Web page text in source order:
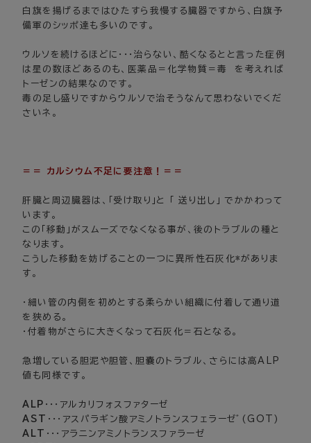
白旗を揚げるまではひたすら我慢する臓器ですから、白旗予
備軍のシッポ達も多いのです。
ウルソを続けるほどに・・・治らない、酷くなるとと言った症例
は星の数ほどあるのも、医薬品＝化学物質＝毒 を考えれば
トーゼンの結果なのです。
毒の足し盛りですからウルソで治そうなんて思わないでくだ
さいネ。
＝＝ カルシウム不足に要注意！＝＝
肝臓と周辺臓器は、「受け取り」と 「 送り出し」 でかかわって
います。
この「移動」がスムーズでなくなる事が、後のトラブルの種と
なります。
こうした移動を妨げることの一つに異所性石灰化*がありま
す。
・細い管の内側を初めとする柔らかい組織に付着して通り道
を狭める。
・付着物がさらに大きくなって石灰化＝石となる。
急増している胆泥や胆管、胆嚢のトラブル、さらには高ALP
値も同様です。
ALP ・・・アルカリフォスファターゼ
AST
・・・アスパラギン酸アミノトランスフェラーゼﾞ(GOT)
ALT
・・・アラニンアミノトランスファラーゼ